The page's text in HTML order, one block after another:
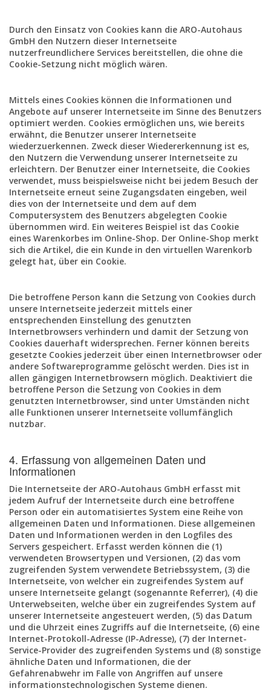
Durch den Einsatz von Cookies kann die ARO-Autohaus
GmbH den Nutzern dieser Internetseite
nutzerfreundlichere Services bereitstellen, die ohne die
Cookie-Setzung nicht möglich wären.
Mittels eines Cookies können die Informationen und
Angebote auf unserer Internetseite im Sinne des Benutzers
optimiert werden. Cookies ermöglichen uns, wie bereits
erwähnt, die Benutzer unserer Internetseite
wiederzuerkennen. Zweck dieser Wiedererkennung ist es,
den Nutzern die Verwendung unserer Internetseite zu
erleichtern. Der Benutzer einer Internetseite, die Cookies
verwendet, muss beispielsweise nicht bei jedem Besuch der
Internetseite erneut seine Zugangsdaten eingeben, weil
dies von der Internetseite und dem auf dem
Computersystem des Benutzers abgelegten Cookie
übernommen wird. Ein weiteres Beispiel ist das Cookie
eines Warenkorbes im Online-Shop. Der Online-Shop merkt
sich die Artikel, die ein Kunde in den virtuellen Warenkorb
gelegt hat, über ein Cookie.
Die betroffene Person kann die Setzung von Cookies durch
unsere Internetseite jederzeit mittels einer
entsprechenden Einstellung des genutzten
Internetbrowsers verhindern und damit der Setzung von
Cookies dauerhaft widersprechen. Ferner können bereits
gesetzte Cookies jederzeit über einen Internetbrowser oder
andere Softwareprogramme gelöscht werden. Dies ist in
allen gängigen Internetbrowsern möglich. Deaktiviert die
betroffene Person die Setzung von Cookies in dem
genutzten Internetbrowser, sind unter Umständen nicht
alle Funktionen unserer Internetseite vollumfänglich
nutzbar.
4. Erfassung von allgemeinen Daten und
Informationen
Die Internetseite der ARO-Autohaus GmbH erfasst mit
jedem Aufruf der Internetseite durch eine betroffene
Person oder ein automatisiertes System eine Reihe von
allgemeinen Daten und Informationen. Diese allgemeinen
Daten und Informationen werden in den Logfiles des
Servers gespeichert. Erfasst werden können die (1)
verwendeten Browsertypen und Versionen, (2) das vom
zugreifenden System verwendete Betriebssystem, (3) die
Internetseite, von welcher ein zugreifendes System auf
unsere Internetseite gelangt (sogenannte Referrer), (4) die
Unterwebseiten, welche über ein zugreifendes System auf
unserer Internetseite angesteuert werden, (5) das Datum
und die Uhrzeit eines Zugriffs auf die Internetseite, (6) eine
Internet-Protokoll-Adresse (IP-Adresse), (7) der Internet-
Service-Provider des zugreifenden Systems und (8) sonstige
ähnliche Daten und Informationen, die der
Gefahrenabwehr im Falle von Angriffen auf unsere
informationstechnologischen Systeme dienen.